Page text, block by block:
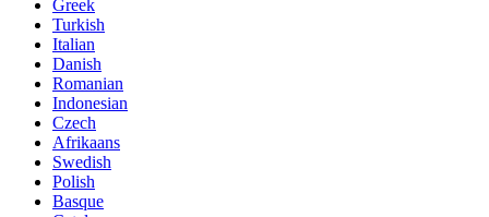
Greek
Turkish
Italian
Danish
Romanian
Indonesian
Czech
Afrikaans
Swedish
Polish
Basque